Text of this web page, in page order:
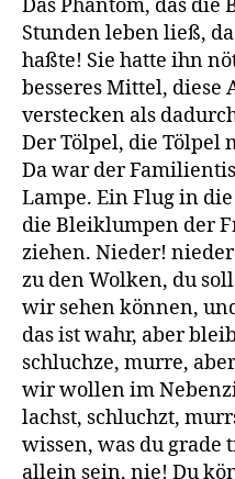
Das Phantom, das die
Stunden leben ließ,
haßte! Sie hatte ihn
besseres Mittel, diese
verstecken als
Der Tölpel, die Tölpel
Da war der
Lampe. Ein Flug in
die Bleiklumpen der
ziehen. Nieder!
zu den Wolken, du
wir sehen können,
das ist wahr, aber
schluchze, murre,
wir wollen im
lachst, schluchzt,
wissen, was du grade
allein sein, nie! Du